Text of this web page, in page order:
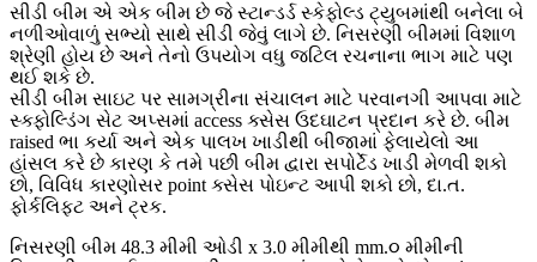
સીડી બીમ એ એક બીમ છે જે સ્ટાન્ડર્ડ સ્કેફોલ્ડ ટ્યુબમાંથી બનેલા બે
નળીઓવાળું સભ્યો સાથે સીડી જેવું લાગે છે. નિસરણી બીમમાં વિશાળ
શ્રેણી હોય છે અને તેનો ઉપયોગ વધુ જટિલ રચનાના ભાગ માટે પણ
થઈ શકે છે.
સીડી બીમ સાઇટ પર સામગ્રીના સંચાલન માટે પરવાનગી આપવા માટે
સ્ક્ફોલ્ડિંગ સેટ અપ્સમાં access ક્સેસ ઉદઘાટન પ્રદાન કરે છે. બીમ
raised ભા કર્યા અને એક પાલખ ખાડીથી બીજામાં ફેલાયેલો આ
હાંસલ કરે છે કારણ કે તમે પછી બીમ દ્વારા સપોર્ટેડ ખાડી મેળવી શકો
છો, વિવિધ કારણોસર point ક્સેસ પોઇન્ટ આપી શકો છો, દા.ત.
ફોર્કલિફ્ટ અને ટ્રક.
નિસરણી બીમ 48.3 મીમી ઓડી x 3.0 મીમીથી mm.૦ મીમીની